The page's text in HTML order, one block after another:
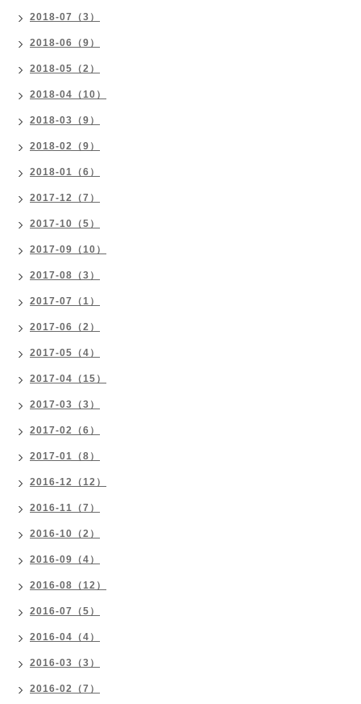
2018-07（3）
2018-06（9）
2018-05（2）
2018-04（10）
2018-03（9）
2018-02（9）
2018-01（6）
2017-12（7）
2017-10（5）
2017-09（10）
2017-08（3）
2017-07（1）
2017-06（2）
2017-05（4）
2017-04（15）
2017-03（3）
2017-02（6）
2017-01（8）
2016-12（12）
2016-11（7）
2016-10（2）
2016-09（4）
2016-08（12）
2016-07（5）
2016-04（4）
2016-03（3）
2016-02（7）